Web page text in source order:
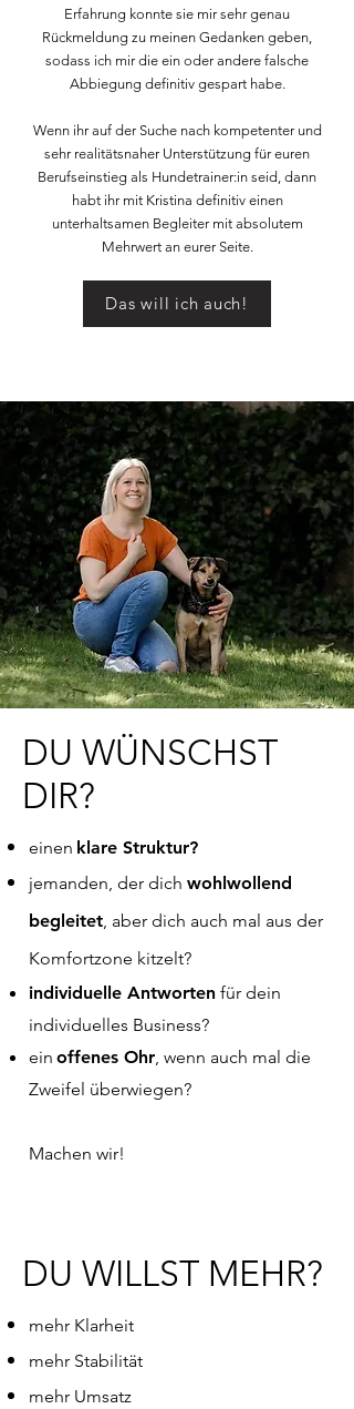
Erfahrung konnte sie mir sehr genau
Rückmeldung zu meinen Gedanken geben,
sodass ich mir die ein oder andere falsche
Abbiegung definitiv gespart habe.
Wenn ihr auf der Suche nach kompetenter und
sehr realitätsnaher Unterstützung für euren
Berufseinstieg als Hundetrainer:in seid, dann
habt ihr mit Kristina definitiv einen
unterhaltsamen Begleiter mit absolutem
Mehrwert an eurer Seite.
Das will ich auch!
DU WÜNSCHST
DIR?
einen klare Struktur?
jemanden, der dich wohlwollend
begleitet , aber dich auch mal aus der
Komfortzone kitzelt?
individuelle Antworten für dein
individuelles Business?
ein offenes Ohr , wenn auch mal die
Zweifel überwiegen?
Machen wir!
DU WILLST MEHR?
mehr Klarheit
mehr Stabilität
mehr Umsatz